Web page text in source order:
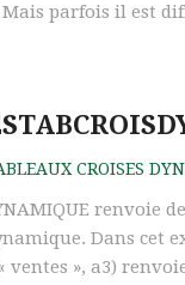
parfois il est
CROISES
renvoie
Dans cet
ventes », a3)